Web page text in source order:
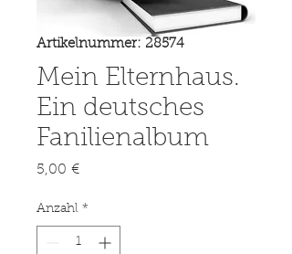
Artikelnummer: 28574
Mein Elternhaus.
Ein deutsches
Fanilienalbum
5,00 €Preis
Anzahl *